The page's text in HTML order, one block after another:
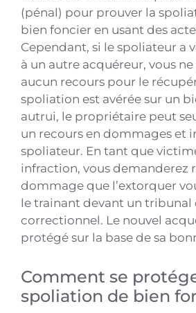
(pénal) pour prouver la
bien foncier en usant des
Cependant, si le spoliateur a
à un autre acquéreur, vous
aucun recours pour le
spoliation est avérée sur un
autrui, le propriétaire peut
un recours en dommages et
spoliateur. En tant que
infraction, vous demanderez
dommage que l’extorquer
le trainant devant un tribunal
correctionnel. Le nouvel
protégé sur la base de sa
Comment se
spoliation de bien